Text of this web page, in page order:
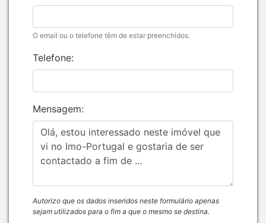
O email ou o telefone têm de estar preenchidos.
Telefone:
Mensagem:
Autorizo que os dados inseridos neste formulário apenas
sejam utilizados para o fim a que o mesmo se destina.